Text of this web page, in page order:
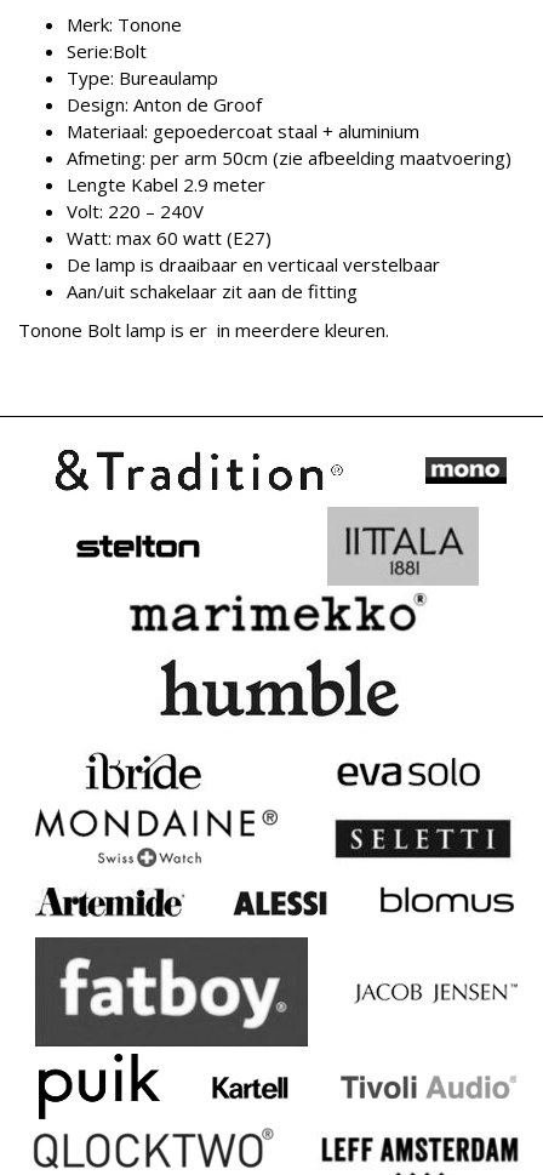
Merk: Tonone
Serie:Bolt
Type: Bureaulamp
Design: Anton de Groof
Materiaal: gepoedercoat staal + aluminium
Afmeting: per arm 50cm (zie afbeelding maatvoering)
Lengte Kabel 2.9 meter
Volt: 220 – 240V
Watt: max 60 watt (E27)
De lamp is draaibaar en verticaal verstelbaar
Aan/uit schakelaar zit aan de fitting
Tonone Bolt lamp is er in meerdere kleuren.